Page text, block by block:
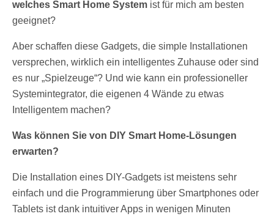
welches Smart Home System ist für mich am besten
geeignet?
Aber schaffen diese Gadgets, die simple Installationen
versprechen, wirklich ein intelligentes Zuhause oder sind
es nur „Spielzeuge“? Und wie kann ein professioneller
Systemintegrator, die eigenen 4 Wände zu etwas
Intelligentem machen?
Was können Sie von DIY Smart Home-Lösungen
erwarten?
Die Installation eines DIY-Gadgets ist meistens sehr
einfach und die Programmierung über Smartphones oder
Tablets ist dank intuitiver Apps in wenigen Minuten